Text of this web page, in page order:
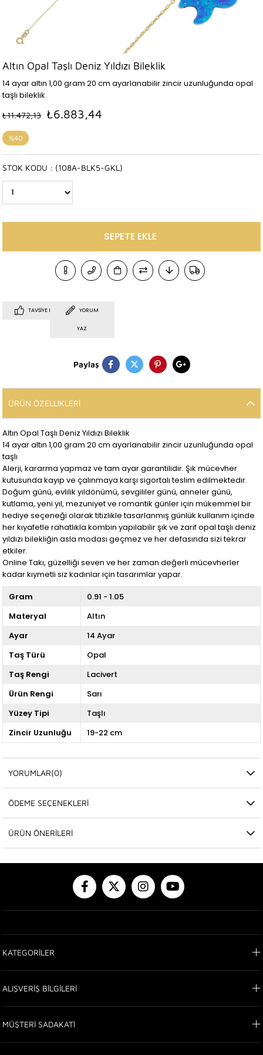
Altın Opal Taşlı Deniz Yıldızı Bileklik
14 ayar altın 1,00 gram 20 cm ayarlanabilir zincir uzunluğunda opal
taşlı bileklik
₺11.472,13 ₺6.883,44
%40
İndirim
(108A-BLK5-GKL)
STOK KODU
TAVSIYE ET YORUM
YAZ
Paylaş
ÜRÜN ÖZELLIKLERI
Altın Opal Taşlı Deniz Yıldızı Bileklik
14 ayar altın 1,00 gram 20 cm ayarlanabilir zincir uzunluğunda opal
taşlı
Alerji, kararma yapmaz ve tam ayar garantilidir. Şık mücevher
kutusunda kayıp ve çalınmaya karşı sigortalı teslim edilmektedir.
Doğum günü, evlilik yıldönümü, sevgililer günü, anneler günü,
kutlama, yeni yıl, mezuniyet ve romantik günler için mükemmel bir
hediye seçeneği olarak titizlikle tasarlanmış günlük kullanım içinde
her kıyafetle rahatlıkla kombin yapılabilir şık ve zarif opal taşlı deniz
yıldızı bilekliğin asla modası geçmez ve her defasında sizi tekrar
etkiler.
Online Takı, güzelliği seven ve her zaman değerli mücevherler
kadar kıymetli siz kadınlar için tasarımlar yapar.
Gram
0.91 - 1.05
Materyal
Altın
Ayar
14 Ayar
Taş Türü
Opal
Taş Rengi
Lacivert
Ürün Rengi
Sarı
Yüzey Tipi
Taşlı
Zincir Uzunluğu
19-22 cm
YORUMLAR(0)
ÖDEME SEÇENEKLERI
ÜRÜN ÖNERILERI
KATEGORİLER
ALIŞVERİŞ BİLGİLERİ
MÜŞTERİ SADAKATİ